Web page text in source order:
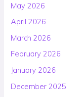
May 2026
April 2026
March 2026
February 2026
January 2026
December 2025